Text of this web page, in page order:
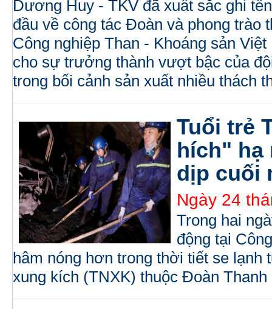
Dương Huy - TKV đã xuất sắc ghi
đầu về công tác Đoàn và phong trào
Công nghiệp Than - Khoáng sản
cho sự trưởng thành vượt bậc của
trong bối cảnh sản xuất nhiều thách
Tuổi trẻ
hích" hạ
dịp cuối
Ngày 24
Trong hai
động tại
hâm nóng hơn trong thời tiết se
xung kích (TNXK) thuộc Đoàn Thanh